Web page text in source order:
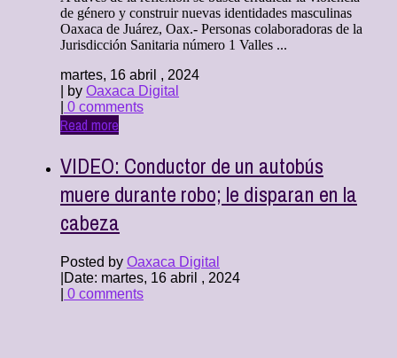
de género y construir nuevas identidades masculinas
Oaxaca de Juárez, Oax.- Personas colaboradoras de la
Jurisdicción Sanitaria número 1 Valles ...
martes, 16 abril , 2024
| by Oaxaca Digital
0 comments
Read more
VIDEO: Conductor de un autobús
muere durante robo; le disparan en la
cabeza
Posted by Oaxaca Digital
Date: martes, 16 abril , 2024
0 comments